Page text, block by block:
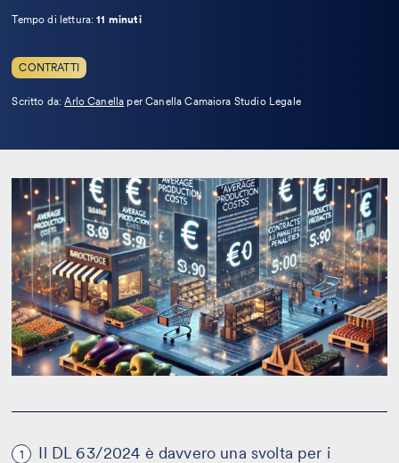
Tempo di lettura:11 minuti
CONTRATTI
Scritto da:Arlo CanellaLeggi
per Canella Camaiora Studio Legale
1
Il DL 63/2024 è davvero una svolta per i